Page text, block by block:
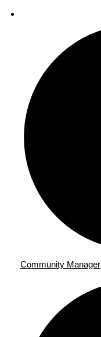
Community Manager